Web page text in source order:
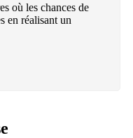
où les chances de
en réalisant un